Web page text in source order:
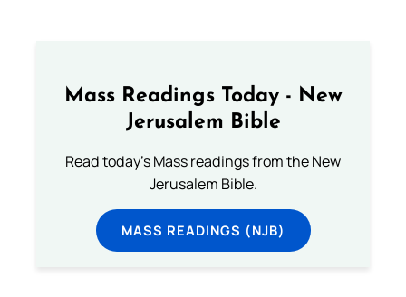
Mass Readings Today - New
Jerusalem Bible
Read today's Mass readings from the New
Jerusalem Bible.
MASS READINGS (NJB)